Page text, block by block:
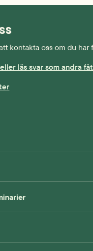
kontakta oss om du har
läs svar som andra